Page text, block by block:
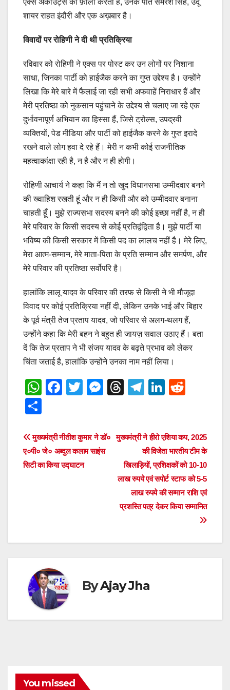
एक्स अकाउंट्स को फ़ॉलो करती हैं, उनके पति समरेश सिंह, उर्दू
शायर राहत इंदौरी और एक अख़बार है।
विवादों पर रोहिणी ने दी थी प्रतिक्रिया
रविवार को रोहिणी ने एक्स पर पोस्ट कर उन लोगों पर निशाना
साधा, जिनका पार्टी को हाईजैक करने का गुप्त उद्देश्य है। उन्होंने
लिखा कि मेरे बारे में फैलाई जा रही सभी अफवाहें निराधार हैं और
मेरी प्रतिष्ठा को नुकसान पहुंचाने के उद्देश्य से चलाए जा रहे एक
दुर्भावनापूर्ण अभियान का हिस्सा हैं, जिसे ट्रोल्स, उपद्रवी
व्यक्तियों, पेड मीडिया और पार्टी को हाईजैक करने के गुप्त इरादे
रखने वाले लोग हवा दे रहे हैं। मेरी न कभी कोई राजनीतिक
महत्वाकांक्षा रही है, न है और न ही होगी।
रोहिणी आचार्य ने कहा कि मैं न तो खुद विधानसभा उम्मीदवार बनने
की ख्वाहिश रखती हूं और न ही किसी और को उम्मीदवार बनाना
चाहती हूँ। मुझे राज्यसभा सदस्य बनने की कोई इच्छा नहीं है, न ही
मेरे परिवार के किसी सदस्य से कोई प्रतिद्वंद्विता है। मुझे पार्टी या
भविष्य की किसी सरकार में किसी पद का लालच नहीं है। मेरे लिए,
मेरा आत्म-सम्मान, मेरे माता-पिता के प्रति सम्मान और समर्पण, और
मेरे परिवार की प्रतिष्ठा सर्वोपरि है।
हालांकि लालू यादव के परिवार की तरफ से किसी ने भी मौजूदा
विवाद पर कोई प्रतिक्रिया नहीं दी, लेकिन उनके भाई और बिहार
के पूर्व मंत्री तेज प्रताप यादव, जो परिवार से अलग-थलग हैं,
उन्होंने कहा कि मेरी बहन ने बहुत ही जायज़ सवाल उठाए हैं। बता
दें कि तेज प्रताप ने भी संजय यादव के बढ़ते प्रभाव को लेकर
चिंता जताई है, हालांकि उन्होंने उनका नाम नहीं लिया।
W
s
A
p
F
e
b
o
T
er
M
e
n
er
T
a
s
T
gr
a
m
Li
e
dI
n
di
t
ar
e
Post
navigation
मुख्यमंत्री ने हीरो एशिया कप, 2025
की विजेता भारतीय टीम के
खिलाड़ियों, प्रशिक्षकों को 10-10
लाख रुपये एवं सपोर्ट स्टाफ को 5-5
लाख रुपये की सम्मान राशि एवं
प्रशस्ति पत्र देकर किया सम्मानित
मुख्यमंत्री नीतीश कुमार ने डॉ०
ए०पी० जे० अब्दुल कलाम साइंस
सिटी का किया उद्घाटन
ByAjay Jha
You missed